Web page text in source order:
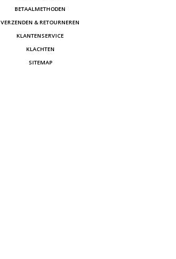
BETAALMETHODEN
VERZENDEN & RETOURNEREN
KLANTENSERVICE
KLACHTEN
SITEMAP